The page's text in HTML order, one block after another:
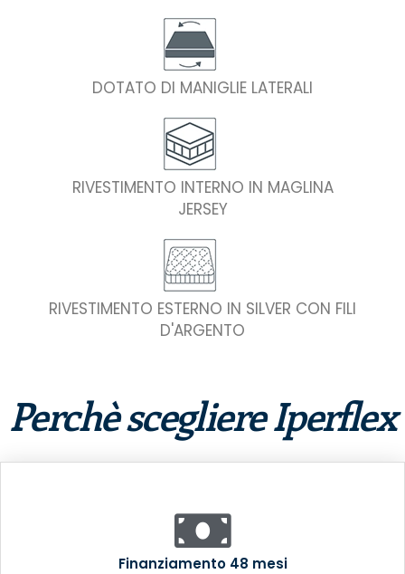
DOTATO DI MANIGLIE LATERALI
RIVESTIMENTO INTERNO IN MAGLINA
JERSEY
RIVESTIMENTO ESTERNO IN SILVER CON FILI
D'ARGENTO
Perchè scegliere Iperflex
Finanziamento 48 mesi